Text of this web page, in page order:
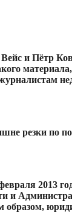
и Пётр
резки по
2013
и
образом,